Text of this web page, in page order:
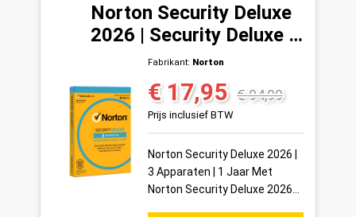
Norton Security Deluxe
2026 | Security Deluxe 3
Apparaten | 1 Jaar
Fabrikant: Norton
Verkoopprijs:
€ 17,95 Normale prijs:
€ 94,99
Prijs inclusief BTW
Norton Security Deluxe 2026 |
3 Apparaten | 1 Jaar Met
Norton Security Deluxe 2026